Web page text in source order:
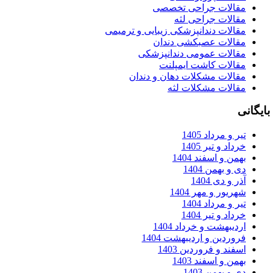
جراحی تخصصی
جراحی لثه
دندانپزشکی زیبایی و ترمیمی
عصبکشی دندان
عمومی دندانپزشکی
کاشت ایمپلنت
مشکلات دهان و دندان
مشکلات لثه
و مرداد 1405
و تیر 1405
و اسفند 1404
و بهمن 1404
و دی 1404
و مهر 1404
و مرداد 1404
و تیر 1404
و خرداد 1404
و اردیبهشت 1404
و فروردین 1403
و اسفند 1403